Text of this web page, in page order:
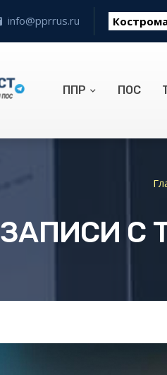
info@pprrus.ru
ППР ПОС
ЗАПИСИ С